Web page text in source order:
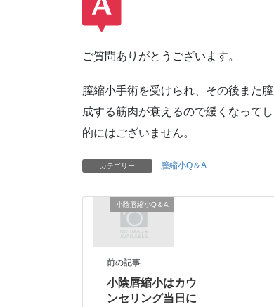
ご質問ありがとうございます。
膣縮小手術を受けられ、その後また
成する筋肉が衰えるので緩くなって
的にはございません。
カテゴリー 膣縮小Q＆A
小陰唇縮小Q＆A
前の記事
小陰唇縮小はカウ
ンセリング当日に